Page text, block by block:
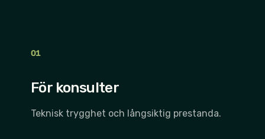
01
För konsulter
Teknisk trygghet och långsiktig prestanda.